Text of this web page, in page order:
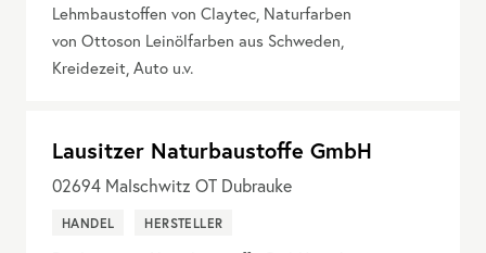
Lehmbaustoffen von Claytec, Naturfarben
von Ottoson Leinölfarben aus Schweden,
Kreidezeit, Auto u.v.
Lausitzer Naturbaustoffe GmbH
02694 Malschwitz OT Dubrauke
HANDEL HERSTELLER